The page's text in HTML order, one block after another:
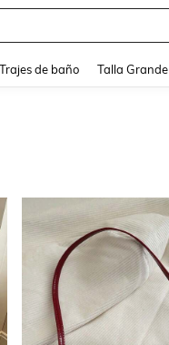
Trajes de baño Talla Grande